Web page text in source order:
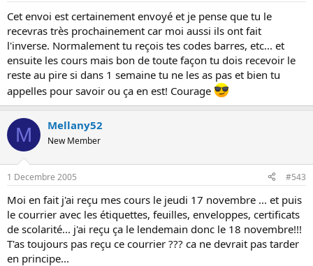
Cet envoi est certainement envoyé et je pense que tu le
recevras très prochainement car moi aussi ils ont fait
l'inverse. Normalement tu reçois tes codes barres, etc... et
ensuite les cours mais bon de toute façon tu dois recevoir le
reste au pire si dans 1 semaine tu ne les as pas et bien tu
appelles pour savoir ou ça en est! Courage
M Mellany52
New Member
1 Decembre 2005 #543
Moi en fait j'ai reçu mes cours le jeudi 17 novembre ... et puis
le courrier avec les étiquettes, feuilles, enveloppes, certificats
de scolarité... j'ai reçu ça le lendemain donc le 18 novembre!!!
T'as toujours pas reçu ce courrier ??? ca ne devrait pas tarder
en principe...